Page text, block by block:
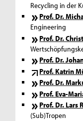
Recycling in der
Prof. Dr.
Engineering
Prof. Dr.
Prof. Dr.
Prof. Katrin
Prof. Dr.
Prof. Eva-
Prof. Dr. Lars
(Sub)Tropen